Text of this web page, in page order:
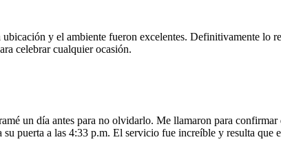
y el ambiente fueron excelentes. Definitivamente lo
celebrar cualquier ocasión.
un día antes para no olvidarlo. Me llamaron para
puerta a las 4:33 p.m. El servicio fue increíble y resulta que